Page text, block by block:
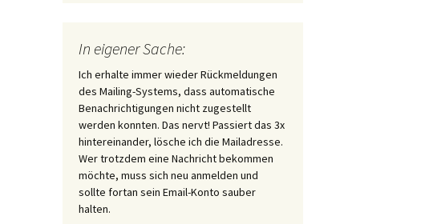
In eigener Sache:
Ich erhalte immer wieder Rückmeldungen
des Mailing-Systems, dass automatische
Benachrichtigungen nicht zugestellt
werden konnten. Das nervt! Passiert das 3x
hintereinander, lösche ich die Mailadresse.
Wer trotzdem eine Nachricht bekommen
möchte, muss sich neu anmelden und
sollte fortan sein Email-Konto sauber
halten.